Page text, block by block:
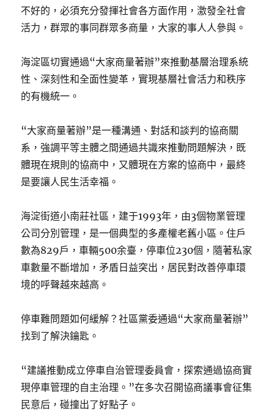
不好的，必須充分發揮社會各方面作用，激發全社會
活力，群眾的事同群眾多商量，大家的事人人參與。
海淀區切實通過“大家商量著辦”來推動基層治理系統
性、深刻性和全面性變革，實現基層社會活力和秩序
的有機統一。
“大家商量著辦”是一種溝通、對話和談判的協商關
系，強調平等主體之間通過共識來推動問題解決，既
體現在規則的協商中，又體現在方案的協商中，最終
是要讓人民生活幸福。
海淀街道小南莊社區，建于1993年，由3個物業管理
公司分別管理，是一個典型的多產權老舊小區。住戶
數為829戶，車輛500余臺，停車位230個，隨著私家
車數量不斷增加，矛盾日益突出，居民對改善停車環
境的呼聲越來越高。
停車難問題如何緩解？社區黨委通過“大家商量著辦”
找到了解決鑰匙。
“建議推動成立停車自治管理委員會，探索通過協商實
現停車管理的自主治理。”在多次召開協商議事會征集
民意后，碰撞出了好點子。